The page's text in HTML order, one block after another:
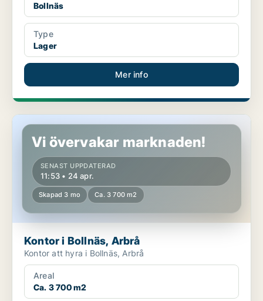
Bollnäs
Type
Lager
Mer info
Kontor i Bollnäs, Arbrå
Vi övervakar marknaden!
SENAST UPPDATERAD
11:53 • 24 apr.
Skapad 3 mo Ca. 3 700 m2
Kontor i Bollnäs, Arbrå
Kontor att hyra i Bollnäs, Arbrå
Areal
Ca. 3 700 m2